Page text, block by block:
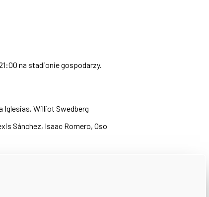
na stadionie gospodarzy.
Iglesias, Williot Swedberg
Sánchez, Isaac Romero, Oso